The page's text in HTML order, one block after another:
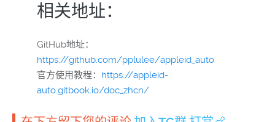
相关地址：
GitHub地址：
https://github.com/pplulee/appleid_auto
官方使用教程： https://appleid-
auto.gitbook.io/doc_zhcn/